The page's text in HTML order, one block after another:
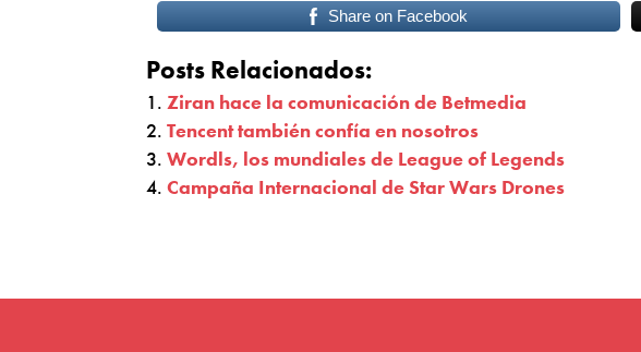
Share on Facebook
Posts Relacionados:
Ziran hace la comunicación de Betmedia
Tencent también confía en nosotros
Wordls, los mundiales de League of Legends
Campaña Internacional de Star Wars Drones